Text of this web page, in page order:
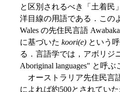
と区別されるべき「土着民
洋目線の用語である．この
Wales の先住民言語
に基づいた koori(e) という
る．言語学では，アボリジ
Aboriginal languages" と呼ぶ
オーストラリア先住民言
によれば約500とされてい